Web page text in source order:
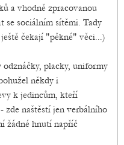
a vhodně zpracovanou
se sociálním sítěmi. Tady
čekají "pěkné" věci...)
placky, uniformy
někdy i
k jedincům, kteří
zde naštěstí jen verbálního
žádné hnutí napříč